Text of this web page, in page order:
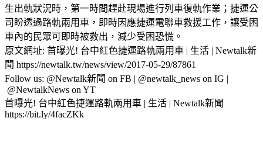
生出軌狀況時，第一時間趕赴現場進行列車復軌作業；捷運公
司盼透過路軌兩用車，即時因應捷運電聯車救援工作，讓受困
車內的民眾可即時被救出，減少受困恐慌。
原文網址: 首曝光! 台中紅色捷運路軌兩用車 | 生活 | Newtalk新
聞 https://newtalk.tw/news/view/2017-05-29/87861
Follow us: @Newtalk新聞 on FB | @newtalk_news on IG |
@NewtalkNews on YT
首曝光! 台中紅色捷運路軌兩用車 | 生活 | Newtalk新聞
https://bit.ly/4facZKk